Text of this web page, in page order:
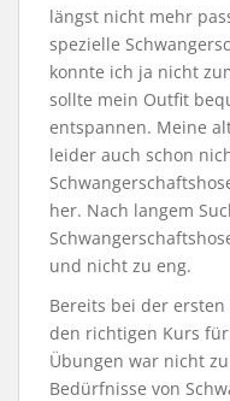
längst nicht mehr
spezielle
konnte ich ja nicht
sollte mein Outfit
entspannen. Meine
leider auch schon
her. Nach langem
und nicht zu eng.
Bereits bei der
den richtigen Kurs
Übungen war nicht
Bedürfnisse von